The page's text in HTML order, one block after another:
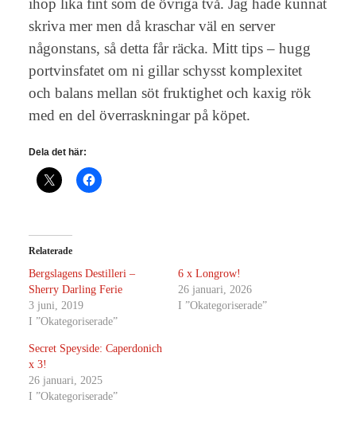
ihop lika fint som de övriga två. Jag hade kunnat
skriva mer men då kraschar väl en server
någonstans, så detta får räcka. Mitt tips – hugg
portvinsfatet om ni gillar schysst komplexitet
och balans mellan söt fruktighet och kaxig rök
med en del överraskningar på köpet.
Dela det här:
Relaterade
Bergslagens Destilleri –
Sherry Darling Ferie
3 juni, 2019
I ”Okategoriserade”
6 x Longrow!
26 januari, 2026
I ”Okategoriserade”
Secret Speyside: Caperdonich
x 3!
26 januari, 2025
I ”Okategoriserade”